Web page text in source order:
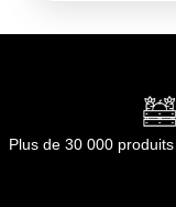
Plus de 30 000